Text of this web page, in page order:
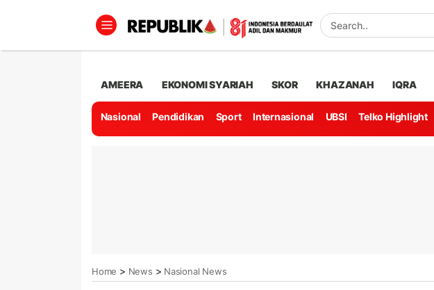
AMEERA EKONOMI SYARIAH SKOR KHAZANAH IQRA
Nasional Pendidikan Sport Internasional UBSI Telko Highlight
Home > News > Nasional News